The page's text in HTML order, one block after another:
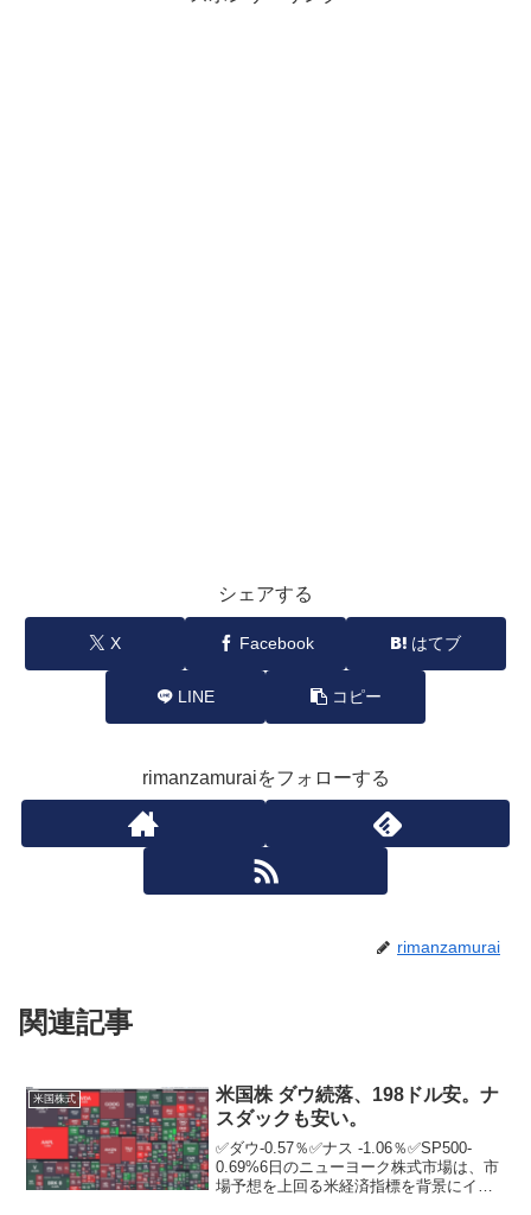
シェアする
X Facebook はてブ
LINE コピー
rimanzamuraiをフォローする
rimanzamurai
関連記事
米国株式
米国株 ダウ続落、198ドル安。ナ
スダックも安い。
✅ダウ-0.57％✅ナス -1.06％✅SP500-
0.69%6日のニューヨーク株式市場は、市
場予想を上回る米経済指標を背景にイン